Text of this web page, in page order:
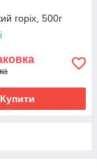
горіх, 500г
Купити